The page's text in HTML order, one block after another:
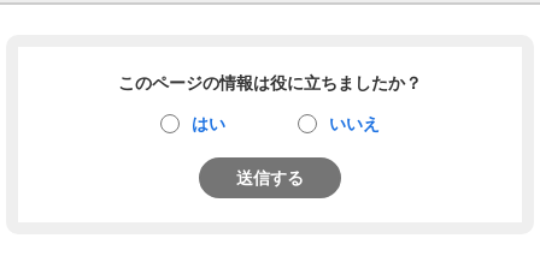
このページの情報は役に立ちましたか？
はい いいえ
送信する